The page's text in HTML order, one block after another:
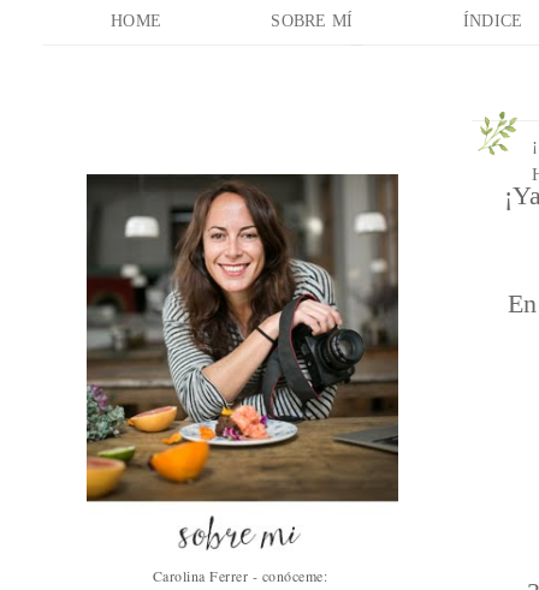
HOME SOBRE MÍ ÍNDICE
Carolina Ferrer - conóceme: